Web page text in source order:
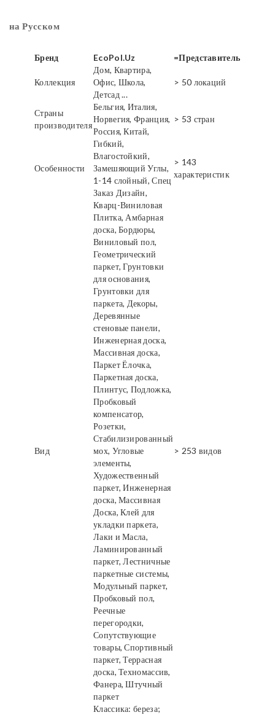
на Русском
Бренд EcoPol.Uz =Представитель
Коллекция
Дом, Квартира,
Офис, Школа,
Детсад ...
> 50 локаций
Страны
производителя
Бельгия, Италия,
Норвегия, Франция,
Россия, Китай,
> 53 стран
Особенности
Гибкий,
Влагостойкий,
Замешяющий Углы,
1-14 слойный, Спец
Заказ Дизайн,
> 143
характеристик
Вид
Кварц-Виниловая
Плитка, Амбарная
доска, Бордюры,
Виниловый пол,
Геометрический
паркет, Грунтовки
для основания,
Грунтовки для
паркета, Декоры,
Деревянные
стеновые панели,
Инженерная доска,
Массивная доска,
Паркет Ёлочка,
Паркетная доска,
Плинтус, Подложка,
Пробковый
компенсатор,
Розетки,
Стабилизированный
мох, Угловые
элементы,
Художественный
паркет, Инженерная
доска, Массивная
Доска, Клей для
укладки паркета,
Лаки и Масла,
Ламинированный
паркет, Лестничные
паркетные системы,
Модульный паркет,
Пробковый пол,
Реечные
перегородки,
Сопутствующие
товары, Спортивный
паркет, Террасная
доска, Техномассив,
Фанера, Штучный
паркет
> 253 видов
Классика: береза;